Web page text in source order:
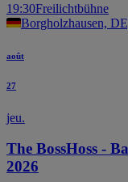
19:30Freilichtbühne
Borgholzhausen,
août
27
jeu.
The BossHoss -
2026